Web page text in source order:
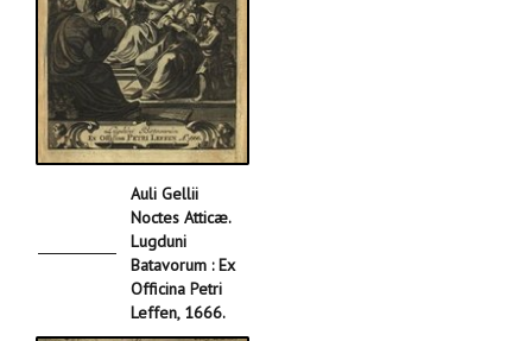
Auli Gellii
Noctes Atticæ.
Lugduni
Batavorum : Ex
Officina Petri
Leffen, 1666.